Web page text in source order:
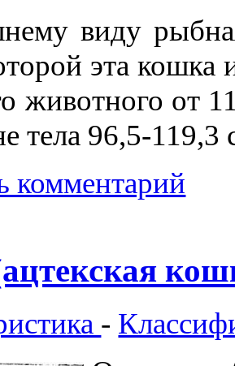
виду
эта кошка
животного от
тела 96,5-119,3
комментарий
-